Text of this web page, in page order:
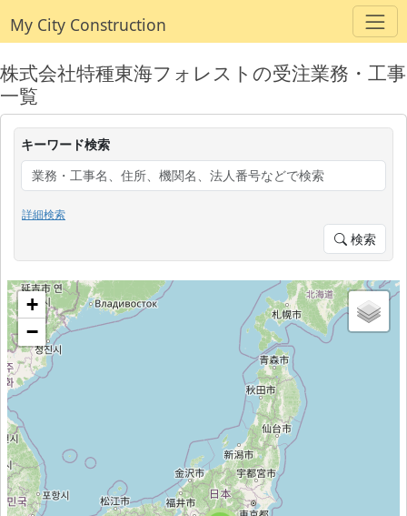
My City Construction
株式会社特種東海フォレストの受注業務・工事
一覧
キーワード検索
詳細検索
検索
+
−